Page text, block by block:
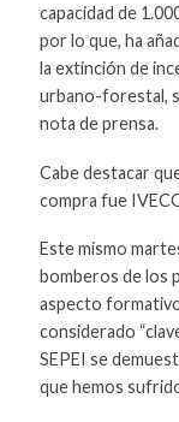
capacidad de
por lo que, ha
la extinción de
urbano-forestal,
nota de prensa.
Cabe destacar
compra fue
Este mismo
bomberos de los
aspecto
considerado
SEPEI se
que hemos